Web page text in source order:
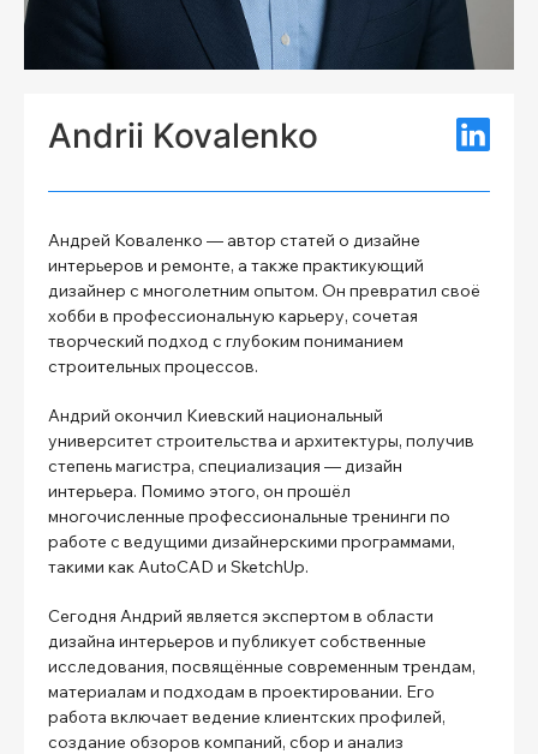
Andrii Kovalenko
Андрей Коваленко — автор статей о дизайне
интерьеров и ремонте, а также практикующий
дизайнер с многолетним опытом. Он превратил своё
хобби в профессиональную карьеру, сочетая
творческий подход с глубоким пониманием
строительных процессов.
Андрий окончил Киевский национальный
университет строительства и архитектуры, получив
степень магистра, специализация — дизайн
интерьера. Помимо этого, он прошёл
многочисленные профессиональные тренинги по
работе с ведущими дизайнерскими программами,
такими как AutoCAD и SketchUp.
Сегодня Андрий является экспертом в области
дизайна интерьеров и публикует собственные
исследования, посвящённые современным трендам,
материалам и подходам в проектировании. Его
работа включает ведение клиентских профилей,
создание обзоров компаний, сбор и анализ